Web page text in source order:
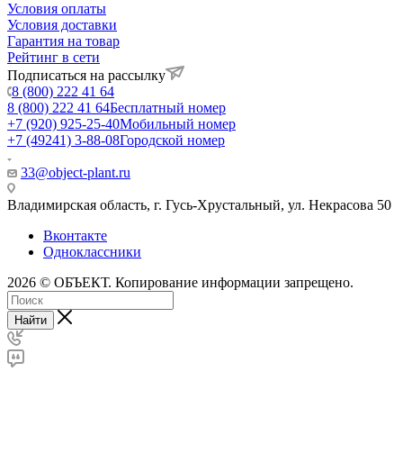
Условия оплаты
Условия доставки
Гарантия на товар
Рейтинг в сети
Подписаться на рассылку
8 (800) 222 41 64
8 (800) 222 41 64Бесплатный номер
+7 (920) 925-25-40Мобильный номер
+7 (49241) 3-88-08Городской номер
33@object-plant.ru
Владимирская область, г. Гусь-Хрустальный, ул. Некрасова 50
Вконтакте
Одноклассники
2026 © ОБЪЕКТ. Копирование информации запрещено.
Найти